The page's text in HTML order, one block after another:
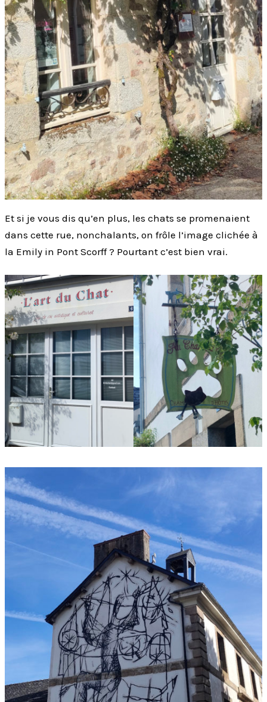
Et si je vous dis qu’en plus, les chats se promenaient
dans cette rue, nonchalants, on frôle l’image clichée à
la Emily in Pont Scorff ? Pourtant c’est bien vrai.